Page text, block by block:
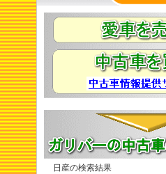
日産の検索結果